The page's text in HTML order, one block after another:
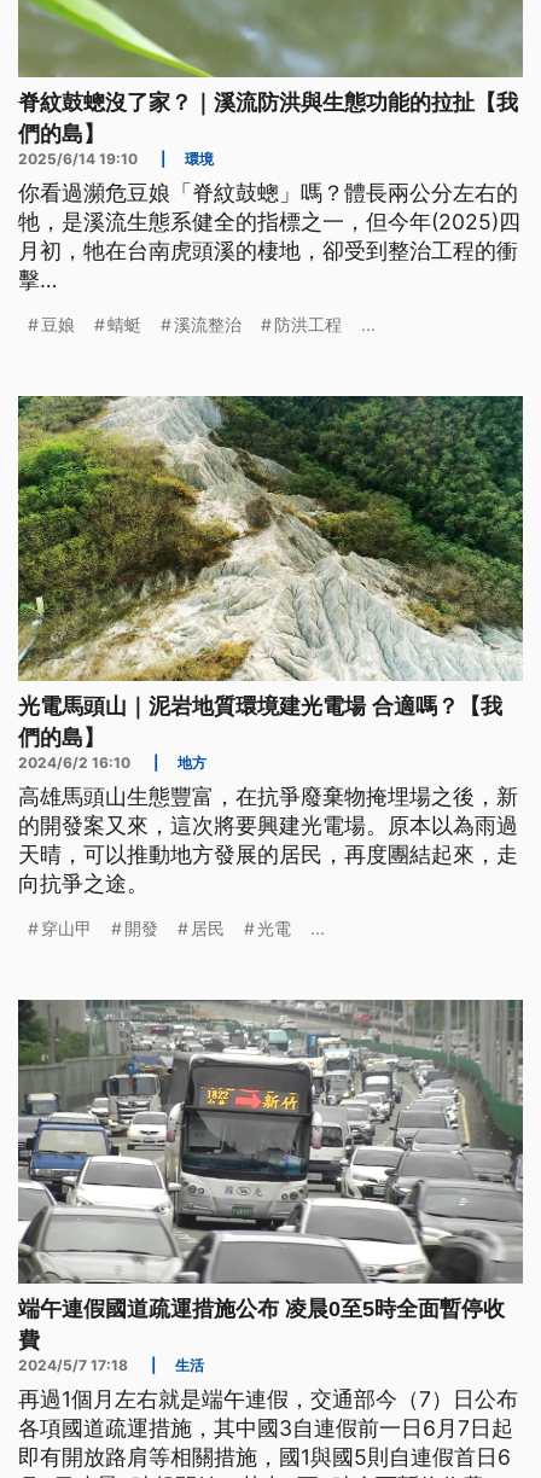
脊紋鼓蟌沒了家？｜溪流防洪與生態功能的拉扯【我
們的島】
2025/6/14 19:10 環境
你看過瀕危豆娘「脊紋鼓蟌」嗎？體長兩公分左右的
牠，是溪流生態系健全的指標之一，但今年(2025)四
月初，牠在台南虎頭溪的棲地，卻受到整治工程的衝
擊…
豆娘 蜻蜓 溪流整治 防洪工程 ...
光電馬頭山｜泥岩地質環境建光電場 合適嗎？【我
們的島】
2024/6/2 16:10 地方
高雄馬頭山生態豐富，在抗爭廢棄物掩埋場之後，新
的開發案又來，這次將要興建光電場。原本以為雨過
天晴，可以推動地方發展的居民，再度團結起來，走
向抗爭之途。
穿山甲 開發 居民 光電 ...
端午連假國道疏運措施公布 凌晨0至5時全面暫停收
費
2024/5/7 17:18 生活
再過1個月左右就是端午連假，交通部今（7）日公布
各項國道疏運措施，其中國3自連假前一日6月7日起
即有開放路肩等相關措施，國1與國5則自連假首日6